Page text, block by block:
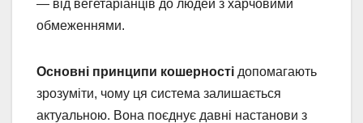
— від вегетаріанців до людей з харчовими
обмеженнями.
Основні принципи кошерності допомагають
зрозуміти, чому ця система залишається
актуальною. Вона поєднує давні настанови з